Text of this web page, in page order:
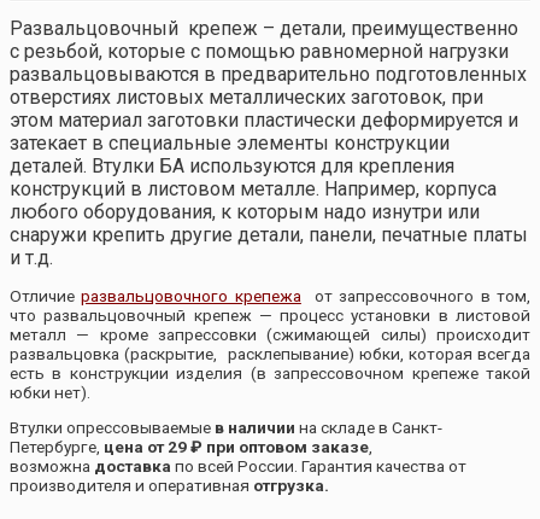
Развальцовочный крепеж – детали, преимущественно
с резьбой, которые с помощью равномерной нагрузки
развальцовываются в предварительно подготовленных
отверстиях листовых металлических заготовок, при
этом материал заготовки пластически деформируется и
затекает в специальные элементы конструкции
деталей. Втулки БА используются для крепления
конструкций в листовом металле. Например, корпуса
любого оборудования, к которым надо изнутри или
снаружи крепить другие детали, панели, печатные платы
и т.д.
Отличиеразвальцовочного крепежа от запрессовочного в том,
что развальцовочный крепеж — процесс установки в листовой
металл — кроме запрессовки (сжимающей силы) происходит
развальцовка (раскрытие, расклепывание) юбки, которая всегда
есть в конструкции изделия (в запрессовочном крепеже такой
юбки нет).
Втулки опрессовываемые в наличии на складе в Санкт-
Петербурге, цена от 29 ₽ при оптовом заказе,
возможна доставка по всей России. Гарантия качества от
производителя и оперативная отгрузка.